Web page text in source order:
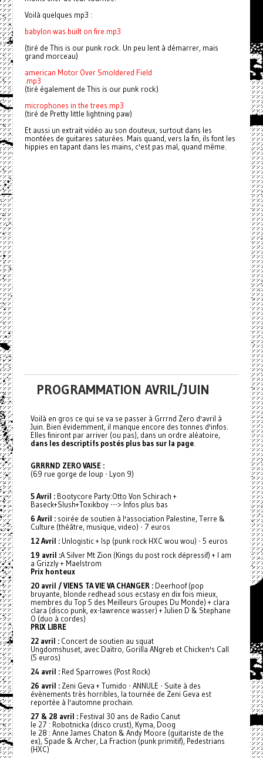
Voilà quelques mp3 :
babylon was built on fire.mp3
(tiré de This is our punk rock. Un peu lent à démarrer, mais
grand morceau)
american Motor Over Smoldered Field
.mp3
(tiré également de This is our punk rock)
microphones in the trees.mp3
(tiré de Pretty little lightning paw)
Et aussi un extrait vidéo au son douteux, surtout dans les
montées de guitares saturées. Mais quand, vers la fin, ils font les
hippies en tapant dans les mains, c'est pas mal, quand même.
PROGRAMMATION AVRIL/JUIN
Voilà en gros ce qui se va se passer à Grrrnd Zero d'avril à
Juin. Bien évidemment, il manque encore des tonnes d'infos.
Elles finiront par arriver (ou pas), dans un ordre aléatoire,
dans les descriptifs postés plus bas sur la page.
GRRRND ZERO VAISE :
(69 rue gorge de loup - Lyon 9)
5 Avril :Bootycore Party:Otto Von Schirach +
Baseck+Slush+Toxikboy ---> Infos plus bas
6 Avril :soirée de soutien à l'association Palestine, Terre &
Culture (théâtre, musique, video) - 7 euros
12 Avril :Unlogistic + Isp (punk rock HXC wou wou) - 5 euros
19 avril :A Silver Mt Zion (Kings du post rock dépressif) + I am
a Grizzly + Maelstrom
Prix honteux
20 avril / VIENS TA VIE VA CHANGER :Deerhoof (pop
bruyante, blonde redhead sous ecstasy en dix fois mieux,
membres du Top 5 des Meilleurs Groupes Du Monde) + clara
clara (disco punk, ex-lawrence wasser) + Julien D & Stephane
O (duo à cordes)
PRIX LIBRE
22 avril :Concert de soutien au squat
Ungdomshuset, avec Daïtro, Gorilla ANgreb et Chicken's Call
(5 euros)
24 avril :Red Sparrowes (Post Rock)
26 avril :Zeni Geva + Tumido - ANNULE - Suite à des
évènements très horribles, la tournée de Zeni Geva est
reportée à l'automne prochain.
27 & 28 avril :Festival 30 ans de Radio Canut
le 27 : Robotnicka (disco crust), Kyma, Doog
le 28 : Anne James Chaton & Andy Moore (guitariste de the
ex), Spade & Archer, La Fraction (punk primitif), Pedestrians
(HXC)